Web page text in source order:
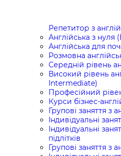
Репетитор з
Англійська з нуля
Англійська для
Розмовна
Середній рівень
Високий рівень
Intermediate)
Професійний
Курси бізнес-
Групові заняття з
Індивідуальні
Індивідуальні
підлітків
Групові заняття з